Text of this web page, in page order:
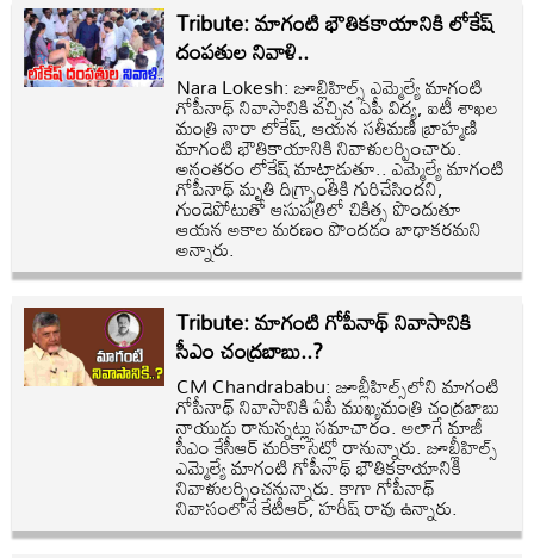
Tribute: మాగంటి భౌతికకాయానికి లోకేష్
దంపతుల నివాళి..
Nara Lokesh: జూబ్లిహిల్స్ ఎమ్మెల్యే మాగంటి
గోపీనాథ్ నివాసానికి వచ్చిన ఏపీ విద్య, ఐటీ శాఖల
మంత్రి నారా లోకేష్, ఆయన సతీమణి బ్రాహ్మణి
మాగంటి భౌతికాయానికి నివాళులర్పించారు.
అనంతరం లోకేష్ మాట్లాడుతూ.. ఎమ్మెల్యే మాగంటి
గోపీనాథ్ మృతి దిగ్భ్రాంతికి గురిచేసిందని,
గుండెపోటుతో ఆసుపత్రిలో చికిత్స పొందుతూ
ఆయన అకాల మరణం పొందడం బాధాకరమని
అన్నారు.
Tribute: మాగంటి గోపీనాథ్ నివాసానికి
సీఎం చంద్రబాబు..?
CM Chandrababu: జూబ్లీహిల్స్‌లోని మాగంటి
గోపీనాథ్ నివాసానికి ఏపీ ముఖ్యమంత్రి చంద్రబాబు
నాయుడు రానున్నట్లు సమాచారం. అలాగే మాజీ
సీఎం కేసీఆర్ మరికాసేట్లో రానున్నారు. జూబ్లీహిల్స్
ఎమ్మెల్యే మాగంటి గోపీనాథ్ భౌతికకాయానికి
నివాళులర్పించనున్నారు. కాగా గోపీనాథ్
నివాసంలోనే కేటీఆర్, హరీష్ రావు ఉన్నారు.